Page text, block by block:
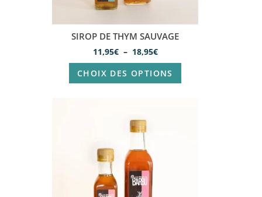
SIROP DE THYM SAUVAGE
11,95€ – 18,95€
CHOIX DES OPTIONS